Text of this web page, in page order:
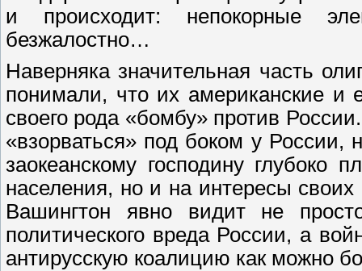
и происходит: непокорные
безжалостно…
Наверняка значительная часть
понимали, что их американские и
своего рода «бомбу» против
«взорваться» под боком у
заокеанскому господину глубоко
населения, но и на интересы
Вашингтон явно видит не
политического вреда России, а
антирусскую коалицию как можно